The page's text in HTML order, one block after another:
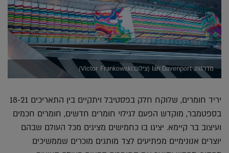
מדרגות, Ian Davenport (צילום:Victor Frankowski)
יריד חומרים, שלוקח חלק בפסטיבל ויתקיים בין התאריכים 18-21
בספטמבר, מוקדש הפעם לגילוי חומרים חדשים, חומרים חכמים
ועיצוב בר קיימא. יציגו בו כחמישים מציגים מכל העולם שבהם
יוצרים אנונימיים מפתיעים לצד מותגים מוכרים שממשיכים